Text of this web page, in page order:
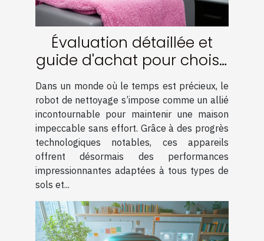
Évaluation détaillée et
guide d'achat pour choisir
un robot de nettoyage
Dans un monde où le temps est précieux, le
robot de nettoyage s’impose comme un allié
incontournable pour maintenir une maison
impeccable sans effort. Grâce à des progrès
technologiques notables, ces appareils
offrent désormais des performances
impressionnantes adaptées à tous types de
sols et...